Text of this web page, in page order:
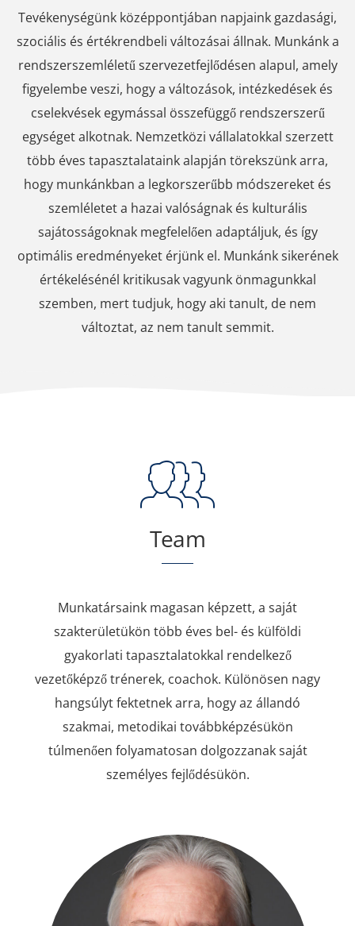
Tevékenységünk középpontjában napjaink gazdasági,
szociális és értékrendbeli változásai állnak. Munkánk a
rendszerszemléletű szervezetfejlődésen alapul, amely
figyelembe veszi, hogy a változások, intézkedések és
cselekvések egymással összefüggő rendszerszerű
egységet alkotnak. Nemzetközi vállalatokkal szerzett
több éves tapasztalataink alapján törekszünk arra,
hogy munkánkban a legkorszerűbb módszereket és
szemléletet a hazai valóságnak és kulturális
sajátosságoknak megfelelően adaptáljuk, és így
optimális eredményeket érjünk el. Munkánk sikerének
értékelésénél kritikusak vagyunk önmagunkkal
szemben, mert tudjuk, hogy aki tanult, de nem
változtat, az nem tanult semmit.
Team
Munkatársaink magasan képzett, a saját
szakterületükön több éves bel- és külföldi
gyakorlati tapasztalatokkal rendelkező
vezetőképző trénerek, coachok. Különösen nagy
hangsúlyt fektetnek arra, hogy az állandó
szakmai, metodikai továbbképzésükön
túlmenően folyamatosan dolgozzanak saját
személyes fejlődésükön.